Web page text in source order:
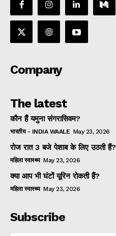
Company
The latest
कौन हैं यमुना संगरासिवम?
भारतीय - INDIA WAALE May 23, 2026
रोज रात 3 बजे पेशाब के लिए उठती हैं?
महिला स्वास्थ्य May 23, 2026
क्या आप भी घंटों यूरिन रोकती हैं?
महिला स्वास्थ्य May 23, 2026
Subscribe